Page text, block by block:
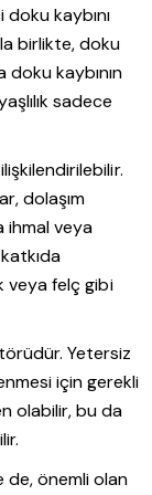
kaybını
birlikte, doku
doku kaybının
sadece
dolaşım
ihmal veya
veya felç gibi
Yetersiz
için gerekli
olabilir, bu da
de, önemli olan